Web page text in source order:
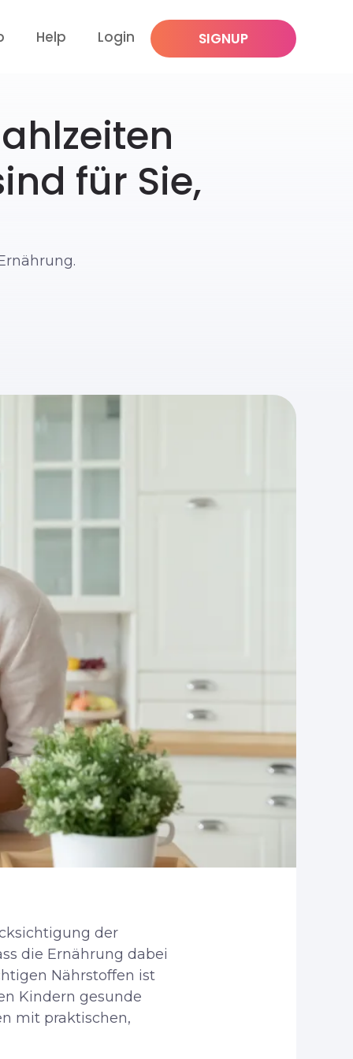
Help Login SIGNUP
für Sie,
der
die Ernährung dabei
Nährstoffen ist
Kindern gesunde
mit praktischen,